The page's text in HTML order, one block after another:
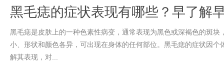
黑毛痣的症状表现有哪些？早了解
黑毛痣是皮肤上的一种色素性病变，通常表现为黑色或深褐色的斑块
小、形状和颜色各异，可出现在身体的任何部位。黑毛痣的症状因个
解其表现，对...